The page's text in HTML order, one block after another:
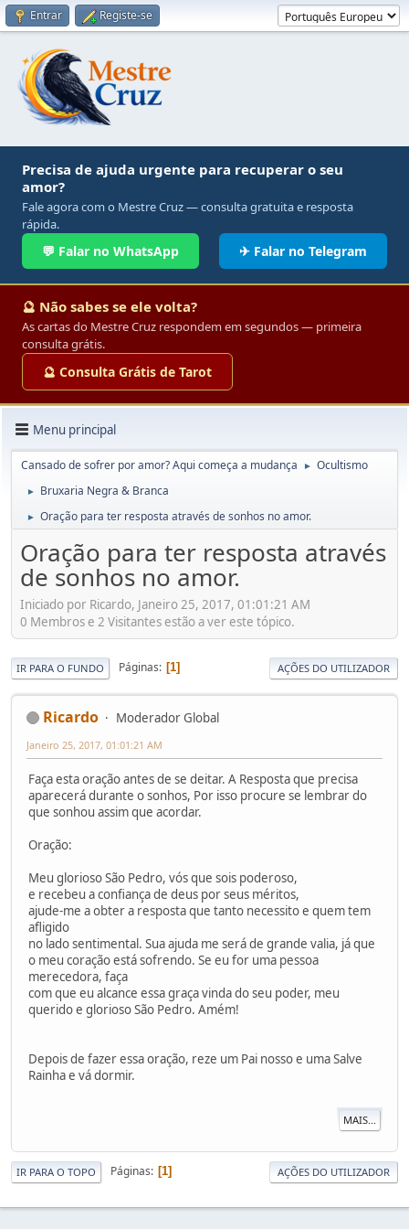
Entrar Registe-se
Precisa de ajuda urgente para recuperar o seu
amor?
Fale agora com o Mestre Cruz — consulta gratuita e resposta
rápida.
💬 Falar no WhatsApp ✈ Falar no Telegram
🔮 Não sabes se ele volta?
As cartas do Mestre Cruz respondem em segundos — primeira
consulta grátis.
🔮 Consulta Grátis de Tarot
Menu principal
Cansado de sofrer por amor? Aqui começa a mudança ► Ocultismo
► Bruxaria Negra & Branca
► Oração para ter resposta através de sonhos no amor.
Oração para ter resposta através
de sonhos no amor.
Iniciado por Ricardo, Janeiro 25, 2017, 01:01:21 AM
0 Membros e 2 Visitantes estão a ver este tópico.
IR PARA O FUNDO Páginas 1 AÇÕES DO UTILIZADOR
Ricardo Moderador Global
Janeiro 25, 2017, 01:01:21 AM
Faça esta oração antes de se deitar. A Resposta que precisa
aparecerá durante o sonhos, Por isso procure se lembrar do
que sonhou assim que acordar.
Oração:
Meu glorioso São Pedro, vós que sois poderoso,
e recebeu a confiança de deus por seus méritos,
ajude-me a obter a resposta que tanto necessito e quem tem
afligido
no lado sentimental. Sua ajuda me será de grande valia, já que
o meu coração está sofrendo. Se eu for uma pessoa
merecedora, faça
com que eu alcance essa graça vinda do seu poder, meu
querido e glorioso São Pedro. Amém!
Depois de fazer essa oração, reze um Pai nosso e uma Salve
Rainha e vá dormir.
MAIS...
IR PARA O TOPO Páginas 1 AÇÕES DO UTILIZADOR